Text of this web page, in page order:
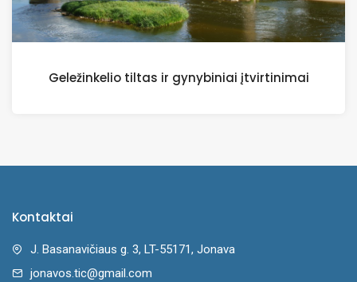
Geležinkelio tiltas ir gynybiniai įtvirtinimai
Kontaktai
J. Basanavičiaus g. 3, LT-55171, Jonava
jonavos.tic@gmail.com